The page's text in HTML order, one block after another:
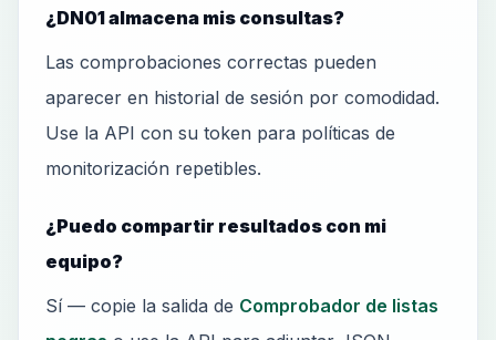
¿DN01 almacena mis consultas?
Las comprobaciones correctas pueden
aparecer en historial de sesión por comodidad.
Use la API con su token para políticas de
monitorización repetibles.
¿Puedo compartir resultados con mi
equipo?
Sí — copie la salida de Comprobador de listas